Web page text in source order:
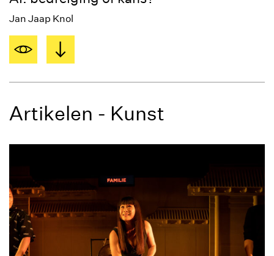
Jan Jaap Knol
Artikelen - Kunst